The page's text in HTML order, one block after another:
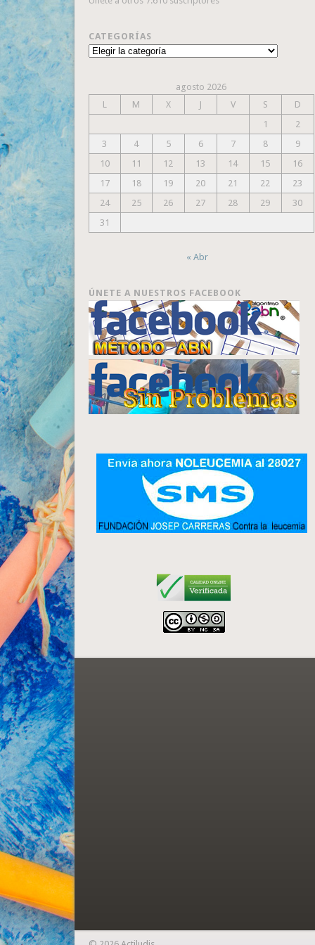
CATEGORÍAS
Categorías
agosto 2026
L
M X J V S
D
1
2
3
4 5 6 7 8
9
10
11 12 13 14 15
16
17
18 19 20 21 22
23
24
25 26 27 28 29
30
31
« Abr
ÚNETE A NUESTROS FACEBOOK